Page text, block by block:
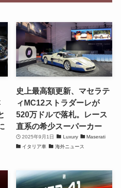
史上最高額更新、マセラテ
ィMC12ストラダーレが
520万ドルで落札。レース
直系の希少スーパーカー
2025年9月1日 Luxury
Maserati
イタリア車
海外ニュース